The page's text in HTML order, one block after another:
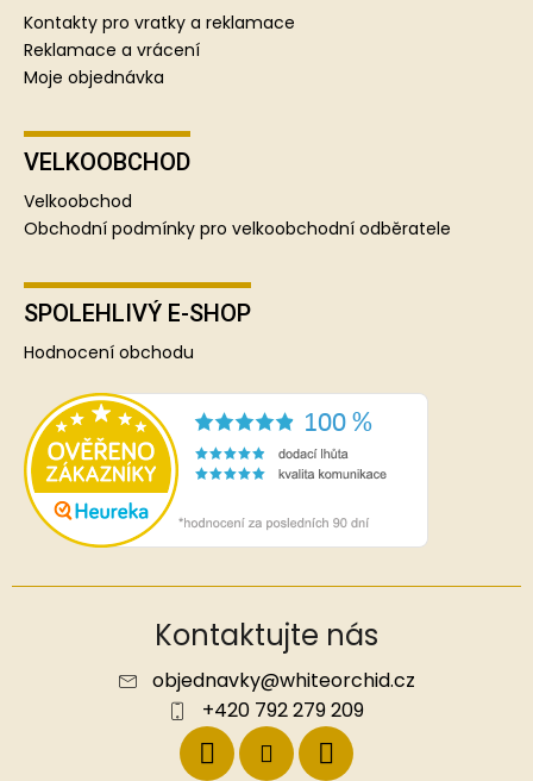
Kontakty pro vratky a reklamace
Reklamace a vrácení
Moje objednávka
VELKOOBCHOD
Velkoobchod
Obchodní podmínky pro velkoobchodní odběratele
SPOLEHLIVÝ E-SHOP
Hodnocení obchodu
Kontaktujte nás
objednavky@whiteorchid.cz
+420 792 279 209